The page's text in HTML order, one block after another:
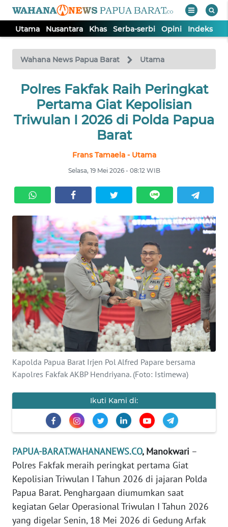
Utama Nusantara Khas Serba-serbi Opini Indeks
Wahana News Papua Barat Utama
Polres Fakfak Raih Peringkat
Pertama Giat Kepolisian
Triwulan I 2026 di Polda Papua
Barat
Frans Tamaela - Utama
Selasa, 19 Mei 2026 - 08:12 WIB
Kapolda Papua Barat Irjen Pol Alfred Papare bersama
Kapolres Fakfak AKBP Hendriyana. (Foto: Istimewa)
Ikuti Kami di:
PAPUA-BARAT.WAHANANEWS.CO, Manokwari –
Polres Fakfak meraih peringkat pertama Giat
Kepolisian Triwulan I Tahun 2026 di jajaran Polda
Papua Barat. Penghargaan diumumkan saat
kegiatan Gelar Operasional Triwulan I Tahun 2026
yang digelar Senin, 18 Mei 2026 di Gedung Arfak
TV
Tutup
UTAMA
NUSANTARA
SERBI
OPINI
Informasi
INDEKS
BERITA
KONTAK
KAMI
INFO
IKLAN
TENTANG
SIBER
REDAKSI
KARIR
DISCLAIMER